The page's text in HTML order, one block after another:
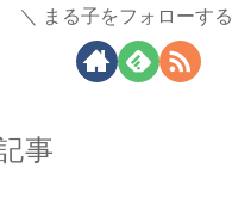
まる子をフォローする
事